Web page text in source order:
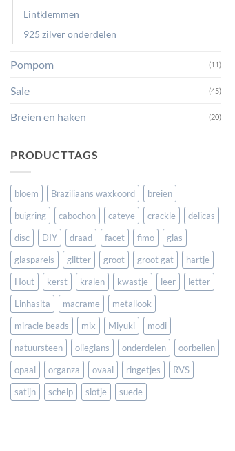
Lintklemmen
925 zilver onderdelen
Pompom (11)
Sale (45)
Breien en haken (20)
PRODUCTTAGS
bloem Braziliaans waxkoord
breien
buigring
cabochon cateye crackle
delicas
disc
DIY draad facet fimo
glas
glasparels
glitter groot groot gat
hartje
Hout
kerst kralen kwastje leer
letter
Linhasita
macrame
metallook
miracle beads
mix Miyuki
modi
natuursteen
olieglans onderdelen
oorbellen
opaal
organza ovaal ringetjes
RVS
satijn
schelp slotje suede